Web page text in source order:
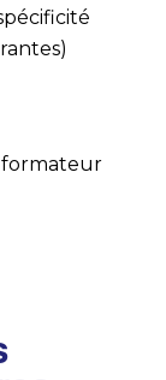
formateur